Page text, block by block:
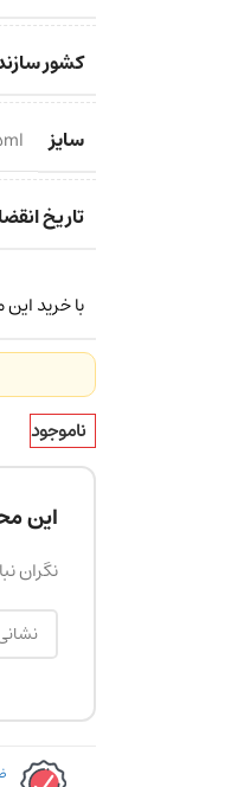
کشور
سایز
تاریخ انقضا
با خرید
ناموجود
این
نگران